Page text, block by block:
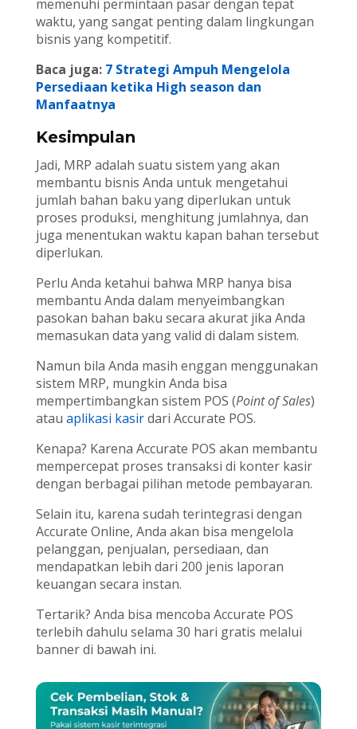
memenuhi permintaan pasar dengan tepat
waktu, yang sangat penting dalam lingkungan
bisnis yang kompetitif.
Baca juga: 7 Strategi Ampuh Mengelola
Persediaan ketika High season dan
Manfaatnya
Kesimpulan
Jadi, MRP adalah suatu sistem yang akan
membantu bisnis Anda untuk mengetahui
jumlah bahan baku yang diperlukan untuk
proses produksi, menghitung jumlahnya, dan
juga menentukan waktu kapan bahan tersebut
diperlukan.
Perlu Anda ketahui bahwa MRP hanya bisa
membantu Anda dalam menyeimbangkan
pasokan bahan baku secara akurat jika Anda
memasukan data yang valid di dalam sistem.
Namun bila Anda masih enggan menggunakan
sistem MRP, mungkin Anda bisa
mempertimbangkan sistem POS (Point of Sales)
atau aplikasi kasirdari Accurate POS.
Kenapa? Karena Accurate POS akan membantu
mempercepat proses transaksi di konter kasir
dengan berbagai pilihan metode pembayaran.
Selain itu, karena sudah terintegrasi dengan
Accurate Online, Anda akan bisa mengelola
pelanggan, penjualan, persediaan, dan
mendapatkan lebih dari 200 jenis laporan
keuangan secara instan.
Tertarik? Anda bisa mencoba Accurate POS
terlebih dahulu selama 30 hari gratis melalui
banner di bawah ini.